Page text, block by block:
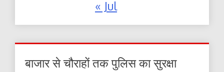
« Jul
बाजार से चौराहों तक पुलिस का सुरक्षा